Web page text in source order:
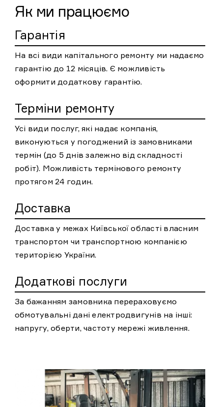
Як ми працюємо
Гарантія
На всі види капітального ремонту ми надаємо
гарантію до 12 місяців. Є можливість
оформити додаткову гарантію.
Терміни ремонту
Усі види послуг, які надає компанія,
виконуються у погоджений із замовниками
термін (до 5 днів залежно від складності
робіт). Можливість термінового ремонту
протягом 24 годин.
Доставка
Доставка у межах Київської області власним
транспортом чи транспортною компанією
територією України.
Додаткові послуги
За бажанням замовника перераховуємо
обмотувальні дані електродвигунів на інші:
напругу, оберти, частоту мережі живлення.